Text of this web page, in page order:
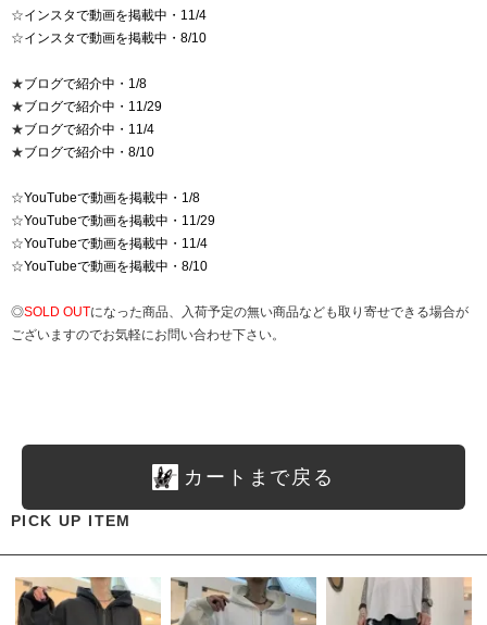
☆インスタで動画を掲載中・11/4
☆インスタで動画を掲載中・8/10
★ブログで紹介中・1/8
★ブログで紹介中・11/29
★ブログで紹介中・11/4
★ブログで紹介中・8/10
☆YouTubeで動画を掲載中・1/8
☆YouTubeで動画を掲載中・11/29
☆YouTubeで動画を掲載中・11/4
☆YouTubeで動画を掲載中・8/10
◎SOLD OUTになった商品、入荷予定の無い商品なども取り寄せできる場合が
ございますのでお気軽にお問い合わせ下さい。
カートまで戻る
PICK UP ITEM